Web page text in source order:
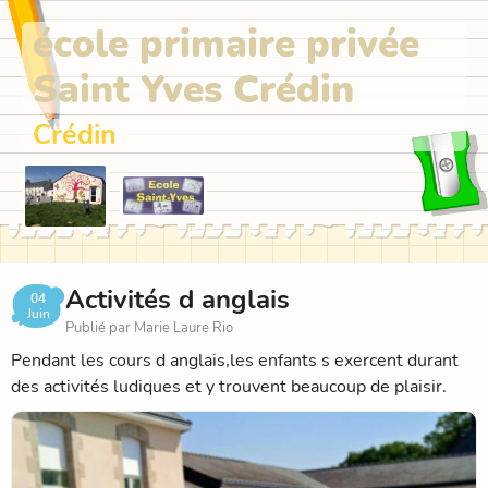
école primaire privée
Saint Yves Crédin
Crédin
04
Juin
Activités d anglais
Publié par Marie Laure Rio
Pendant les cours d anglais,les enfants s exercent durant
des activités ludiques et y trouvent beaucoup de plaisir.